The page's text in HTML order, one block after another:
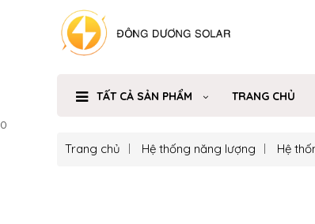
TẤT CẢ SẢN PHẨM TRANG CHỦ
0
Trang chủ Hệ thống năng lượng Hệ